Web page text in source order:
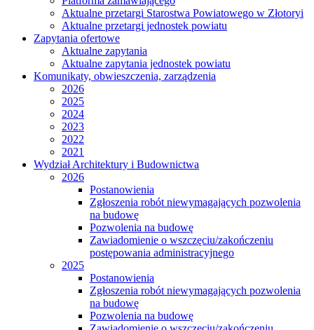
Aktualne przetargi Starostwa Powiatowego w Złotoryi
Aktualne przetargi jednostek powiatu
Zapytania ofertowe
Aktualne zapytania
Aktualne zapytania jednostek powiatu
Komunikaty, obwieszczenia, zarządzenia
2026
2025
2024
2023
2022
2021
Wydział Architektury i Budownictwa
2026
Postanowienia
Zgłoszenia robót niewymagających pozwolenia
na budowę
Pozwolenia na budowę
Zawiadomienie o wszczęciu/zakończeniu
postępowania administracyjnego
2025
Postanowienia
Zgłoszenia robót niewymagających pozwolenia
na budowę
Pozwolenia na budowę